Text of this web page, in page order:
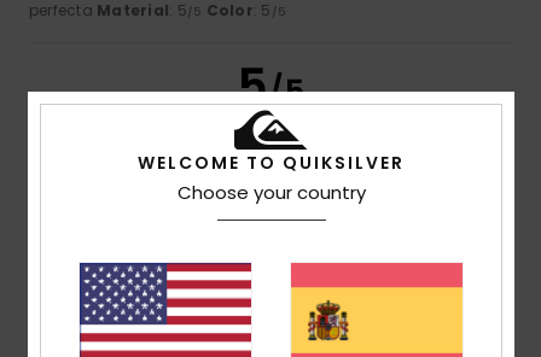
perfecta Material: 5/5 Color: 5 /5
5/5
16. julio 2026
Compra verificada
Comodidad: 5/5 Relación calidad-precio
perfectaMaterial: 5/5 Color
Recomiendo este producto
WELCOME TO QUIKSILVER
Choose your country